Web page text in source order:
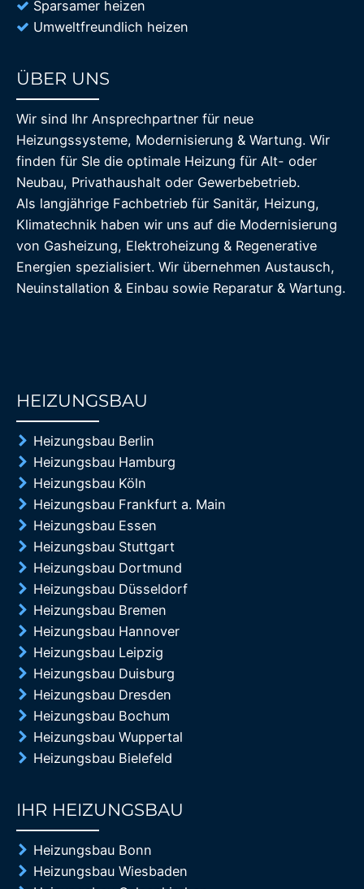
Sparsamer heizen
Umweltfreundlich heizen
ÜBER UNS
Wir sind Ihr Ansprechpartner für neue
Heizungssysteme, Modernisierung & Wartung. Wir
finden für SIe die optimale Heizung für Alt- oder
Neubau, Privathaushalt oder Gewerbebetrieb.
Als langjährige Fachbetrieb für Sanitär, Heizung,
Klimatechnik haben wir uns auf die Modernisierung
von Gasheizung, Elektroheizung & Regenerative
Energien spezialisiert. Wir übernehmen Austausch,
Neuinstallation & Einbau sowie Reparatur & Wartung.
HEIZUNGSBAU
Heizungsbau Berlin
Heizungsbau Hamburg
Heizungsbau Köln
Heizungsbau Frankfurt a. Main
Heizungsbau Essen
Heizungsbau Stuttgart
Heizungsbau Dortmund
Heizungsbau Düsseldorf
Heizungsbau Bremen
Heizungsbau Hannover
Heizungsbau Leipzig
Heizungsbau Duisburg
Heizungsbau Dresden
Heizungsbau Bochum
Heizungsbau Wuppertal
Heizungsbau Bielefeld
IHR HEIZUNGSBAU
Heizungsbau Bonn
Heizungsbau Wiesbaden